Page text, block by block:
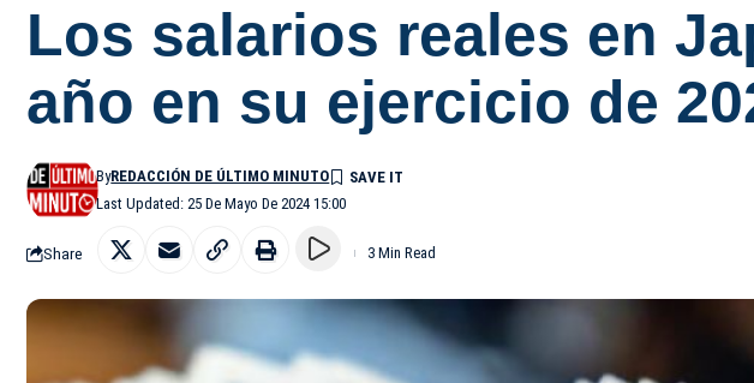
Los salarios reales en
año en su ejercicio de
Last Updated: 25 De Mayo De 2024 15:00
ByREDACCIÓN DE ÚLTIMO MINUTO
Share 3 Min Read